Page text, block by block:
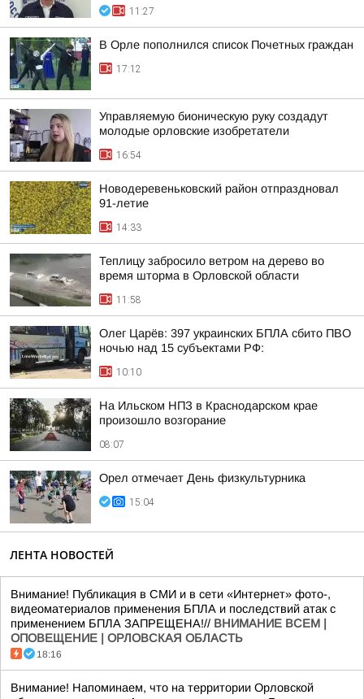
11:27
В Орле пополнился список Почетных граждан
17:12
Управляемую бионическую руку создадут
молодые орловские изобретатели
16:54
Новодеревеньковский район отпраздновал
91-летие
14:33
Теплицу забросило ветром на дерево во
время шторма в Орловской области
11:58
Олег Царёв: 397 украинских БПЛА сбито ПВО
ночью над 15 субъектами РФ:
10:10
На Ильском НПЗ в Краснодарском крае
произошло возгорание
08:07
Орел отмечает День физкультурника
15:04
ЛЕНТА НОВОСТЕЙ
Внимание! Публикация в СМИ и в сети «Интернет» фото-,
видеоматериалов применения БПЛА и последствий атак с
применением БПЛА ЗАПРЕЩЕНА!// ВНИМАНИЕ ВСЕМ |
ОПОВЕЩЕНИЕ | ОРЛОВСКАЯ ОБЛАСТЬ
18:16
Внимание! Напоминаем, что на территории Орловской